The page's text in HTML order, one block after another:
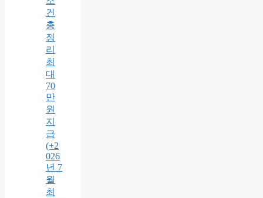
건
총
정
리
최
대
70
만
원
지
급
(+2
026
년 7
월
최